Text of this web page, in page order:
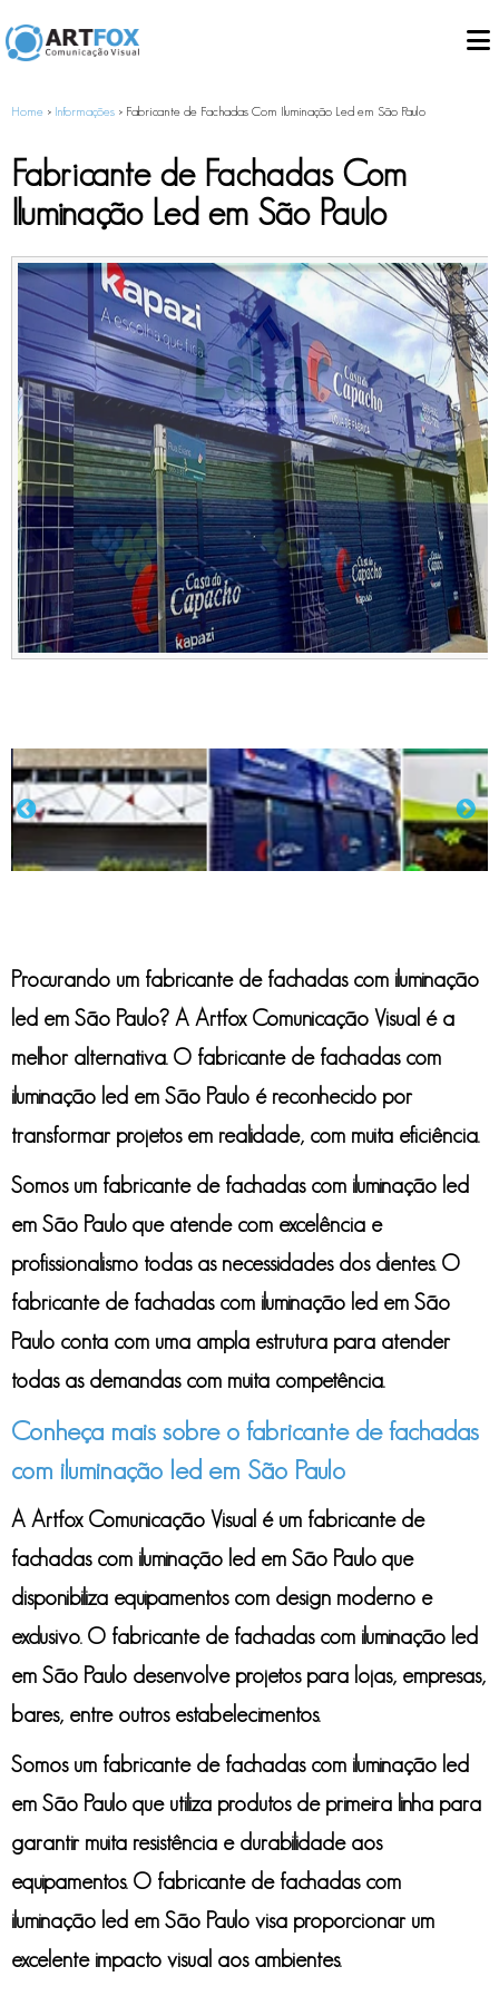
Início
Serviços
Fachadas em ACM
Comunicação Interna
Acrílico
PVC
Chapa Galvanizada
Luminosa
Inox
Luminosos
Placas
Totens
Adesivagem
Sinalização
Clientes
Cidade Limpa
.
Home > Informações > Fabricante de Fachadas Com Iluminação Led em São Paulo
Fabricante de Fachadas Com
Iluminação Led em São Paulo
Procurando um fabricante de fachadas com iluminação
led em São Paulo? A Artfox Comunicação Visual é a
melhor alternativa. O fabricante de fachadas com
iluminação led em São Paulo é reconhecido por
transformar projetos em realidade, com muita eficiência.
Somos um fabricante de fachadas com iluminação led
em São Paulo que atende com excelência e
profissionalismo todas as necessidades dos clientes. O
fabricante de fachadas com iluminação led em São
Paulo conta com uma ampla estrutura para atender
todas as demandas com muita competência.
Conheça mais sobre o fabricante de fachadas
com iluminação led em São Paulo
A Artfox Comunicação Visual é um fabricante de
fachadas com iluminação led em São Paulo que
disponibiliza equipamentos com design moderno e
exclusivo. O fabricante de fachadas com iluminação led
em São Paulo desenvolve projetos para lojas, empresas,
bares, entre outros estabelecimentos.
Somos um fabricante de fachadas com iluminação led
em São Paulo que utiliza produtos de primeira linha para
garantir muita resistência e durabilidade aos
equipamentos. O fabricante de fachadas com
iluminação led em São Paulo visa proporcionar um
excelente impacto visual aos ambientes.